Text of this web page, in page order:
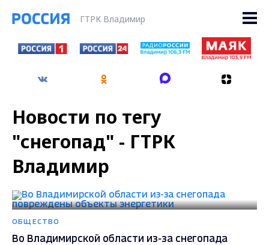
ГТРК Владимир
Новости по тегу
"снегопад" - ГТРК
Владимир
ОБЩЕСТВО
Во Владимирской области из-за снегопада